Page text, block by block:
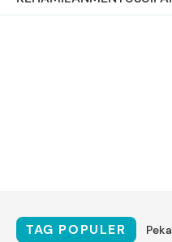
TAG POPULER